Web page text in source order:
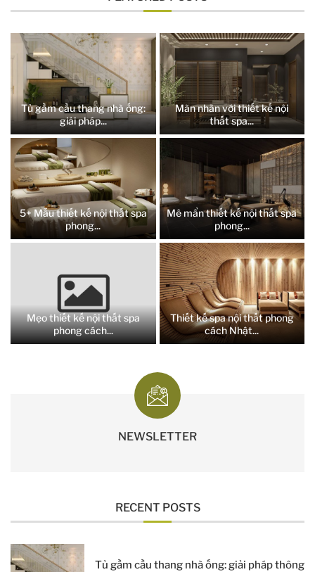
Tủ gầm cầu thang nhà ống:
giải pháp...
Mãn nhãn với thiết kế nội
thất spa...
5+ Mẫu thiết kế nội thất spa
phong...
Mê mẩn thiết kế nội thất spa
phong...
Mẹo thiết kế nội thất spa
phong cách...
Thiết kế spa nội thất phong
cách Nhật...
NEWSLETTER
RECENT POSTS
Tủ gầm cầu thang nhà ống: giải pháp thông